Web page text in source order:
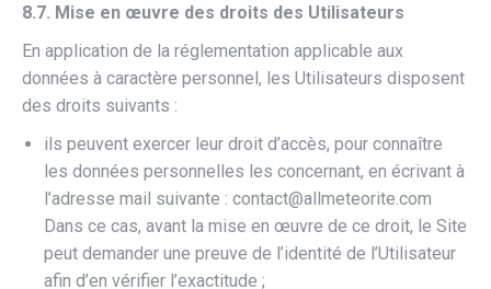
8.7. Mise en œuvre des droits des Utilisateurs
En application de la réglementation applicable aux
données à caractère personnel, les Utilisateurs disposent
des droits suivants :
ils peuvent exercer leur droit d’accès, pour connaître
les données personnelles les concernant, en écrivant à
l’adresse mail suivante : contact@allmeteorite.com
Dans ce cas, avant la mise en œuvre de ce droit, le Site
peut demander une preuve de l’identité de l’Utilisateur
afin d’en vérifier l’exactitude ;